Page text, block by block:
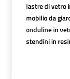
lastre di vetro
mobilio da
onduline in
stendini in